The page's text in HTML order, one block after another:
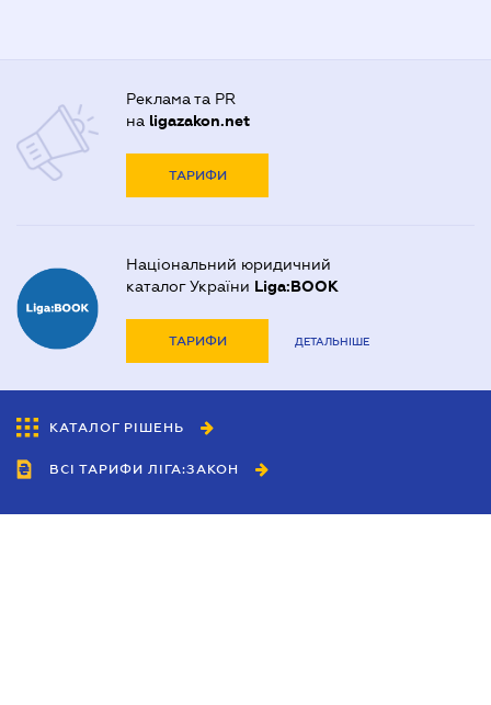
Реклама та PR
на ligazakon.net
ТАРИФИ
Національний юридичний
каталог України Liga:BOOK
ТАРИФИ ДЕТАЛЬНІШЕ
КАТАЛОГ РІШЕНЬ
ВСІ ТАРИФИ ЛІГА:ЗАКОН